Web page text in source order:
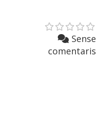
Sense
comentaris